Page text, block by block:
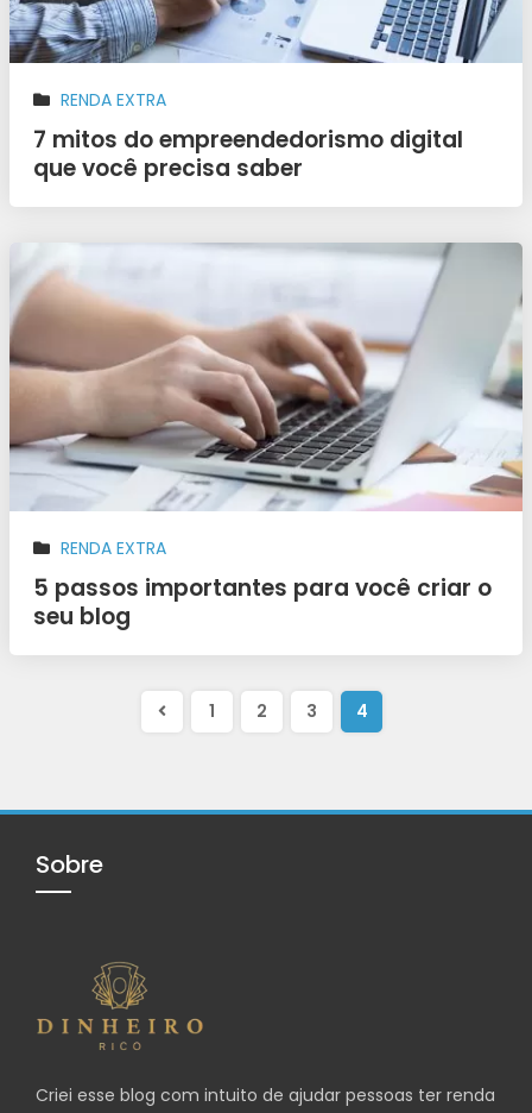
RENDA EXTRA
7 mitos do empreendedorismo digital
que você precisa saber
RENDA EXTRA
5 passos importantes para você criar o
seu blog
1 2 3 4
Sobre
Criei esse blog com intuito de ajudar pessoas ter renda